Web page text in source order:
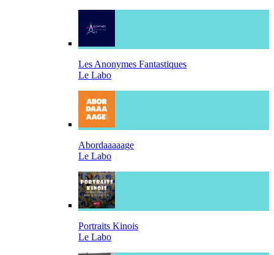
Les Anonymes Fantastiques
Le Labo
Abordaaaaage
Le Labo
Portraits Kinois
Le Labo